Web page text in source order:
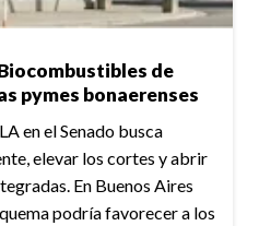
de
pymes bonaerenses
en el Senado busca
elevar los cortes y abrir
En Buenos Aires
podría favorecer a los